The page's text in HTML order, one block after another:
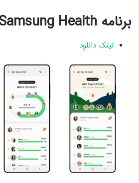
برنامه Samsung Health
لینک دانلود